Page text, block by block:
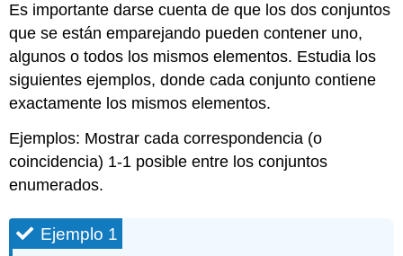
Es importante darse cuenta de que los dos conjuntos
que se están emparejando pueden contener uno,
algunos o todos los mismos elementos. Estudia los
siguientes ejemplos, donde cada conjunto contiene
exactamente los mismos elementos.
Ejemplos: Mostrar cada correspondencia (o
coincidencia) 1-1 posible entre los conjuntos
enumerados.
Ejemplo 1